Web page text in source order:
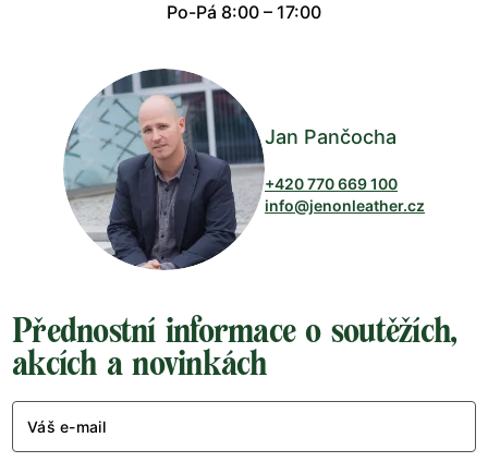
Po-Pá 8:00 – 17:00
Jan Pančocha
+420 770 669 100
info@jenonleather.cz
Přednostní informace o soutěžích,
akcích a novinkách
Váš e-mail